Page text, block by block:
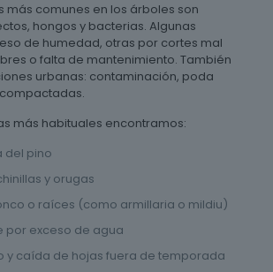
más comunes en los árboles son
hongos y bacterias. Algunas
de humedad, otras por cortes mal
o falta de mantenimiento. También
urbanas: contaminación, poda
más habituales encontramos:
del pino
y orugas
o raíces (como armillaria o mildiu)
por exceso de agua
y caída de hojas fuera de temporada